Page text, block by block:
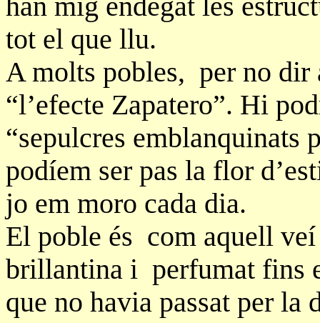
han mig endegat les
tot el que llu.
A molts pobles, per no dir
“l’efecte Zapatero”. Hi
“sepulcres emblanquinats
podíem ser pas la flor
jo em moro cada dia.
El poble és com aquell
brillantina i perfumat fins
que no havia passat per